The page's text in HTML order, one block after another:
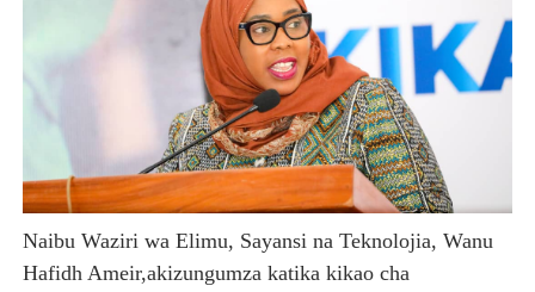
TANZANIA YAWA MWENYEJI WA JUKWAA LA NANE LA
HABARI ZILIZOPEWA UZITO WA JUU KATIKA
PINDA APONGEZA TVLA KWA KUJENGA UWEZO WA
TPDC YARIDHISHWA NA MAENDELEO YA UJENZI WA
Naibu Waziri wa Elimu, Sayansi na Teknolojia, Wanu
Hafidh Ameir,akizungumza katika kikao cha